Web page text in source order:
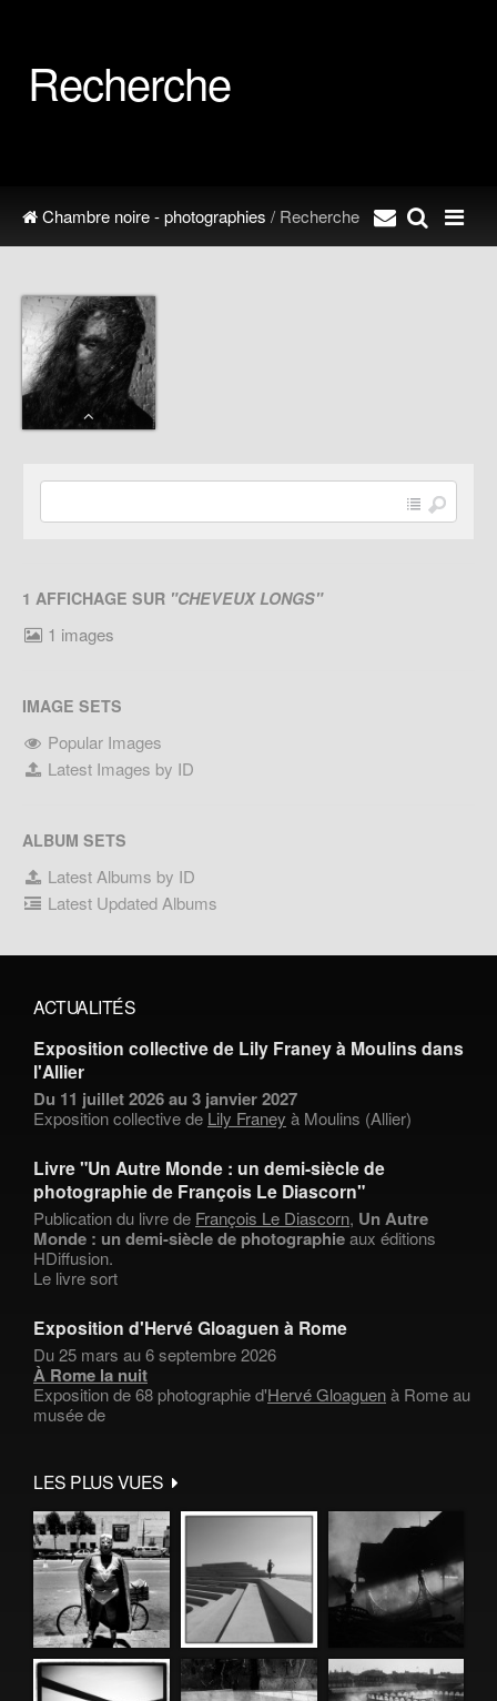
Recherche
Chambre noire - photographies / Recherche
1 AFFICHAGE SUR "CHEVEUX LONGS"
1 images
IMAGE SETS
Popular Images
Latest Images by ID
ALBUM SETS
Latest Albums by ID
Latest Updated Albums
ACTUALITÉS
Exposition collective de Lily Franey à Moulins dans
l'Allier
Du 11 juillet 2026 au 3 janvier 2027
Exposition collective de Lily Franey à Moulins (Allier)
Livre "Un Autre Monde : un demi-siècle de
photographie de François Le Diascorn"
Publication du livre de François Le Diascorn, Un Autre
Monde : un demi-siècle de photographieaux éditions
HDiffusion.
Le livre sort
Exposition d'Hervé Gloaguen à Rome
Du 25 mars au 6 septembre 2026
À Rome la nuit
Exposition de 68 photographie d'Hervé Gloaguenà Rome au
musée de
LES PLUS VUES